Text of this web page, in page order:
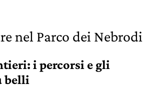
nel Parco dei Nebrodi
i percorsi e gli
belli